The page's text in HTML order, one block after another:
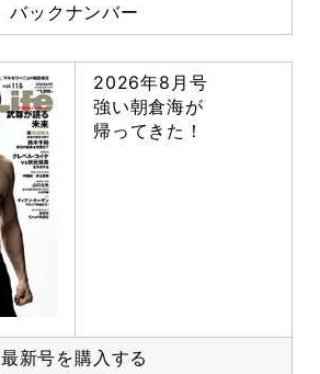
バックナンバー
2026年8月号
強い朝倉海が
帰ってきた！
最新号を購入する